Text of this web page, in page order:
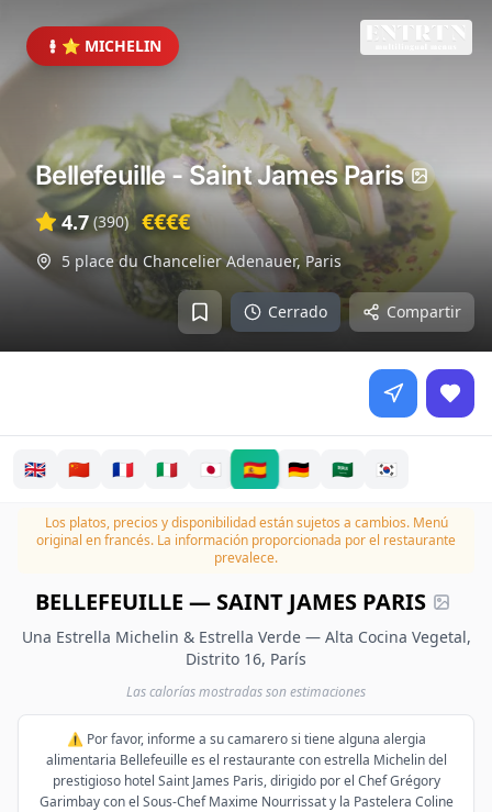
⭐ MICHELIN
Cerrado Compartir
Bellefeuille - Saint James Paris
4.7 (390) €€€€
5 place du Chancelier Adenauer,Paris
🇬🇧 🇨🇳 🇫🇷 🇮🇹 🇯🇵 🇪🇸 🇩🇪 🇸🇦 🇰🇷
Los platos, precios y disponibilidad están sujetos a cambios.Menú
original en francés. La información proporcionada por el restaurante
prevalece.
BELLEFEUILLE — SAINT JAMES PARIS
Una Estrella Michelin & Estrella Verde — Alta Cocina Vegetal,
Distrito 16, París
Las calorías mostradas son estimaciones
⚠️ Por favor, informe a su camarero si tiene alguna alergia
alimentaria Bellefeuille es el restaurante con estrella Michelin del
prestigioso hotel Saint James Paris, dirigido por el Chef Grégory
Garimbay con el Sous-Chef Maxime Nourrissat y la Pastelera Coline